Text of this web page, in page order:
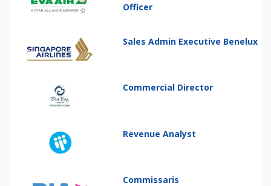
Officer
Sales Admin Executive Benelux
Commercial Director
Revenue Analyst
Commissaris